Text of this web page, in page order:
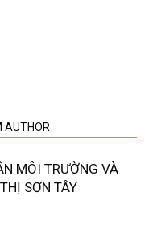
AUTHOR
MÔI TRƯỜNG VÀ
SƠN TÂY